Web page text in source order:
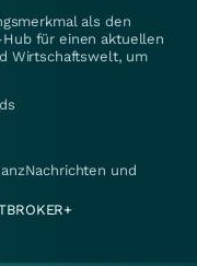
als den
für einen aktuellen
Wirtschaftswelt, um
und